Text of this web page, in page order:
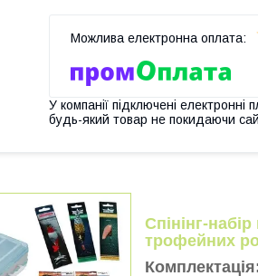
У компанії підключені
будь-який товар не покидаючи
Спінінг-
трофейних